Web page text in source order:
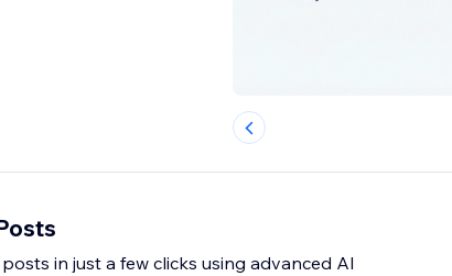
in just a few clicks using advanced AI